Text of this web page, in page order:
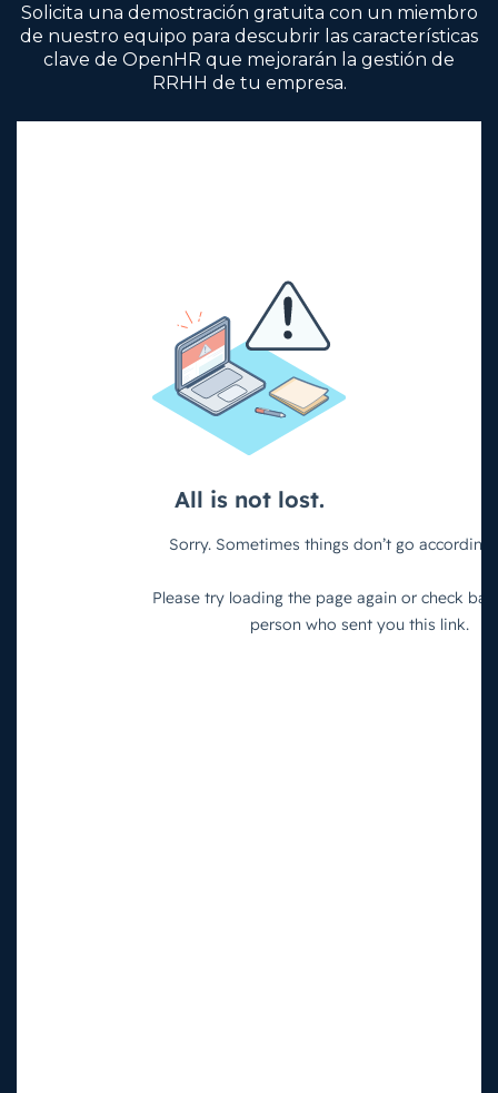
Solicita una demostración gratuita con un miembro
de nuestro equipo para descubrir las características
clave de OpenHR que mejorarán la gestión de
RRHH de tu empresa.